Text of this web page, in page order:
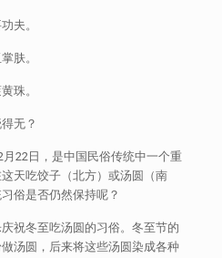
夫。
肤。
珠。
无？
22日，是中国民俗传统中一个重
天吃饺子（北方）或汤圆（南
俗是否仍然保持呢？
祝冬至吃汤圆的习俗。冬至节的
汤圆，后来将这些汤圆染成各种